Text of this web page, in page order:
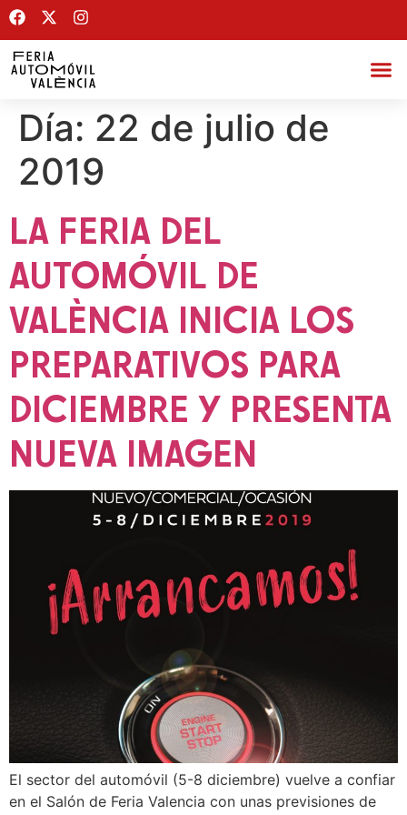
Día: 22 de julio de
2019
LA FERIA DEL
AUTOMÓVIL DE
VALÈNCIA INICIA LOS
PREPARATIVOS PARA
DICIEMBRE Y PRESENTA
NUEVA IMAGEN
El sector del automóvil (5-8 diciembre) vuelve a confiar
en el Salón de Feria Valencia con unas previsiones de